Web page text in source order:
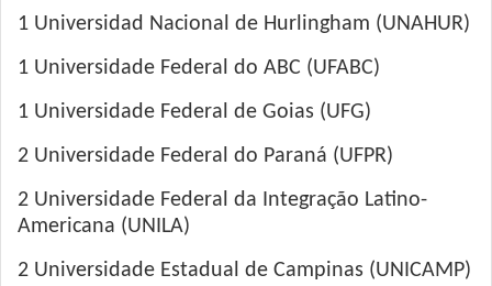
1 Universidad Nacional de Hurlingham (UNAHUR)
1 Universidade Federal do ABC (UFABC)
1 Universidade Federal de Goias (UFG)
2 Universidade Federal do Paraná (UFPR)
2 Universidade Federal da Integração Latino-
Americana (UNILA)
2 Universidade Estadual de Campinas (UNICAMP)